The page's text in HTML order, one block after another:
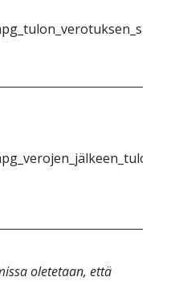
oletetaan, että